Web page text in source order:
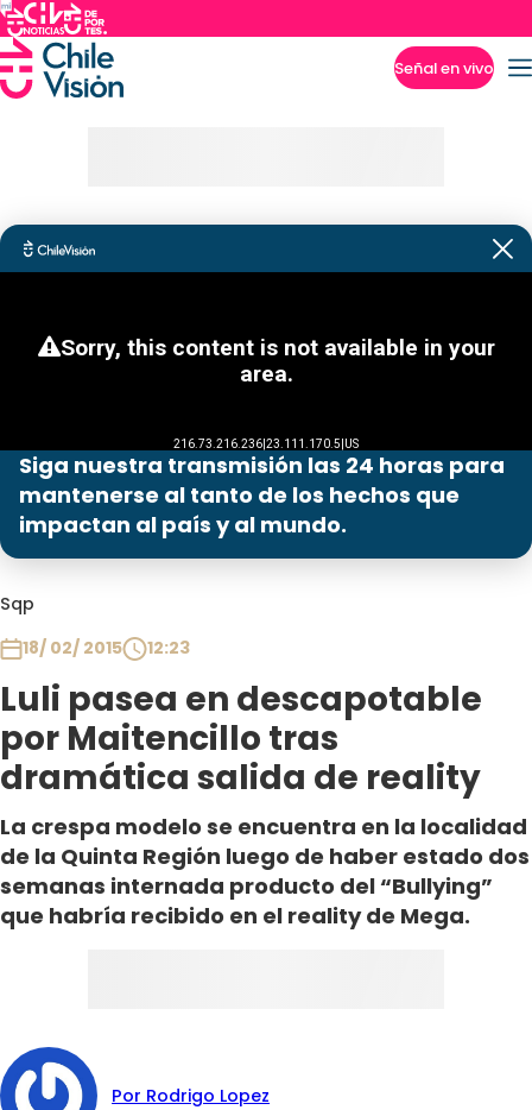
Señal en vivo
Siga nuestra transmisión las 24 horas para
mantenerse al tanto de los hechos que
impactan al país y al mundo.
Sqp
18/ 02/ 2015
12:23
Luli pasea en descapotable
por Maitencillo tras
dramática salida de reality
La crespa modelo se encuentra en la localidad
de la Quinta Región luego de haber estado dos
semanas internada producto del “Bullying”
que habría recibido en el reality de Mega.
Por Rodrigo Lopez
Programas
Contigo en Directo
Plan Perfecto
El Tiempo
Sabingo
Todos Los Programas